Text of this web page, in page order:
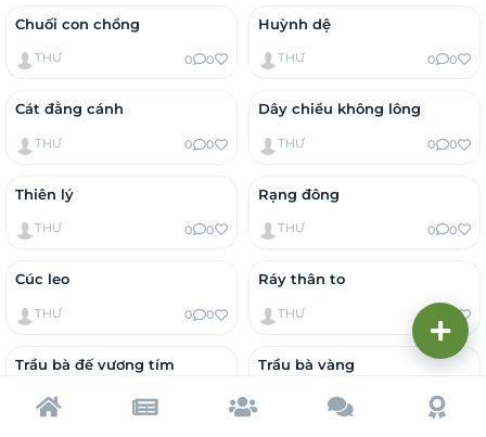
Chuối con chồng
THƯ 0 0
Huỳnh dệ
THƯ 0 0
Cát đằng cánh
THƯ 0 0
Dây chiều không lông
THƯ 0 0
Thiên lý
THƯ 0 0
Rạng đông
THƯ 0 0
Cúc leo
THƯ 0 0
Ráy thân to
THƯ
Trầu bà đế vương tím
THƯ
Trầu bà vàng
0
Trang chủ Tạp chí Cộng đồng Cố vấn Dấu